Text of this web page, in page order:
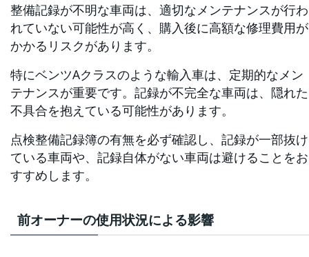
整備記録が不明な車両は、適切なメンテナンスが行わ
れていない可能性が高く、購入後に高額な修理費用が
かかるリスクがあります。
特にベンツAクラスのような輸入車は、定期的なメン
テナンスが重要です。記録が不完全な車両は、隠れた
不具合を抱えている可能性があります。
点検整備記録簿の有無を必ず確認し、記録が一部抜け
ている車両や、記録自体がない車両は避けることをお
すすめします。
前オーナーの使用状況による影響